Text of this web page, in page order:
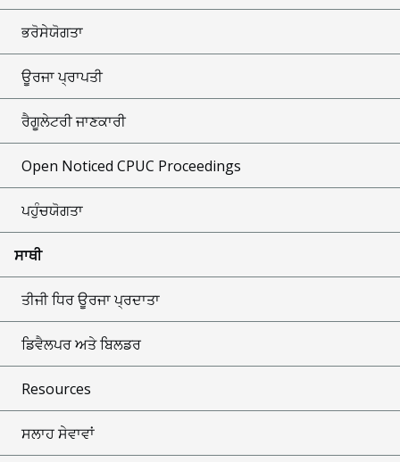
ਭਰੋਸੇਯੋਗਤਾ
ਊਰਜਾ ਪ੍ਰਾਪਤੀ
ਰੈਗੂਲੇਟਰੀ ਜਾਣਕਾਰੀ
Open Noticed CPUC Proceedings
ਪਹੁੰਚਯੋਗਤਾ
ਸਾਥੀ
ਤੀਜੀ ਧਿਰ ਊਰਜਾ ਪ੍ਰਦਾਤਾ
ਡਿਵੈਲਪਰ ਅਤੇ ਬਿਲਡਰ
Resources
ਸਲਾਹ ਸੇਵਾਵਾਂ